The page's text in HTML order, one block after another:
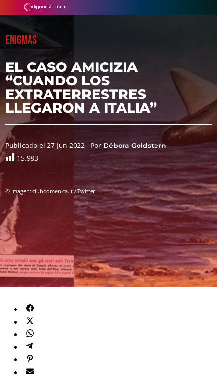
ENIGMAS
EL CASO AMICIZIA
“CUANDO LOS
EXTRATERRESTRES
LLEGARON A ITALIA”
Publicado el 27 Jun 2022 Por Débora Goldstern
15.983
© Imagen: clubdomenica.it / Twitter